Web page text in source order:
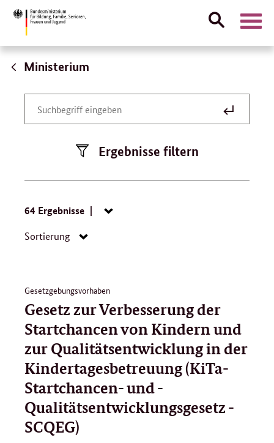
Direktlink:
Suche
Ministerium
Gesetze
Suchbegriff
Suche
Ergebnisse filtern
Suche:
64 Ergebnisse
Navigation
Sortierung
Navigation
Gesetzgebungsvorhaben
Gesetz zur Verbesserung der
Startchancen von Kindern und
zur Qualitätsentwicklung in der
Kindertagesbetreuung (KiTa-
Startchancen- und -
Qualitätsentwicklungsgesetz -
SCQEG)